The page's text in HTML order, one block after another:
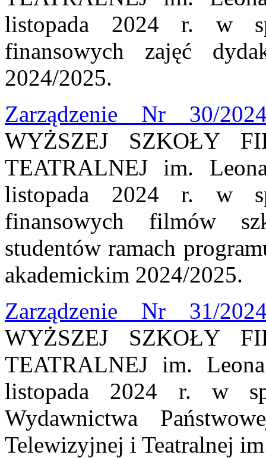
listopada 2024 r. w
finansowych zajęć
2024/2025.
Zarządzenie Nr 30/
WYŻSZEJ SZKOŁY
TEATRALNEJ im.
listopada 2024 r. w
finansowych filmów
studentów ramach
akademickim 2024/2025.
Zarządzenie Nr 31/
WYŻSZEJ SZKOŁY
TEATRALNEJ im.
listopada 2024 r. w
Wydawnictwa
Telewizyjnej i Teatralnej